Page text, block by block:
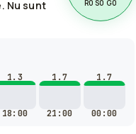
Nu sunt
R0 S0 G0
1.3
18:00
1.7
21:00
1.7
00:00